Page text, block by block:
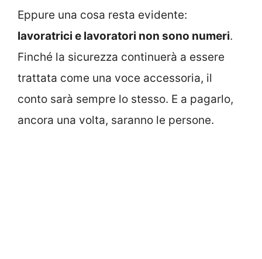
Eppure una cosa resta evidente:
lavoratrici e lavoratori non sono numeri.
Finché la sicurezza continuerà a essere
trattata come una voce accessoria, il
conto sarà sempre lo stesso. E a pagarlo,
ancora una volta, saranno le persone.